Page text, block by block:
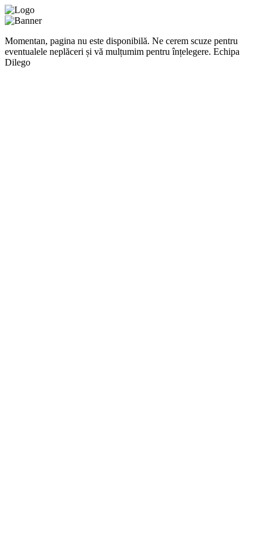
Momentan, pagina nu este disponibilă. Ne cerem scuze pentru
eventualele neplăceri și vă mulțumim pentru înțelegere. Echipa
Dilego